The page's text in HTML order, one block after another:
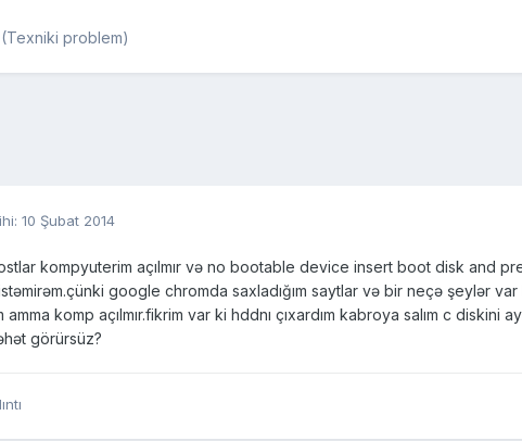
problem)
10 Şubat 2014
kompyuterim açılmır və no bootable device insert boot disk and
google chromda saxladığım saytlar və bir neçə şeylər
amma komp açılmır.fikrim var ki hddnı çıxardım kabroya salım c
görürsüz?